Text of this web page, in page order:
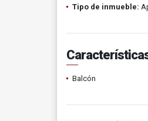
Tipo de inmueble:
Balcón